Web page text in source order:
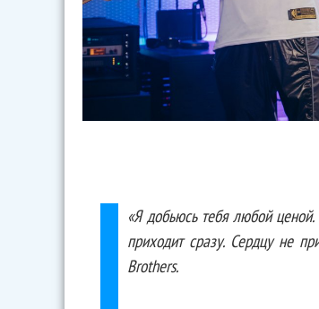
«Я добьюсь тебя любой
приходит сразу. Сердцу не
Brothers.